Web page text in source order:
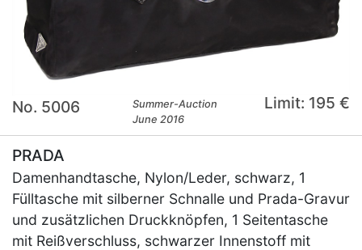
No. 5006
Summer-Auction
June 2016
Limit: 195 €
PRADA
Damenhandtasche, Nylon/Leder, schwarz, 1
Fülltasche mit silberner Schnalle und Prada-Gravur
und zusätzlichen Druckknöpfen, 1 Seitentasche
mit Reißverschluss, schwarzer Innenstoff mit